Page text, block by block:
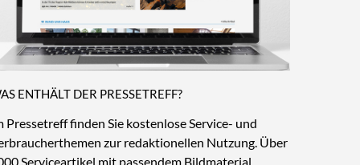
ENTHÄLT DER PRESSETREFF?
Pressetreff finden Sie kostenlose Service- und
zur redaktionellen Nutzung. Über
Serviceartikel mit passendem Bildmaterial